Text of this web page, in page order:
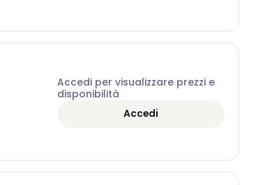
Accedi per visualizzare prezzi e
disponibilità
Accedi